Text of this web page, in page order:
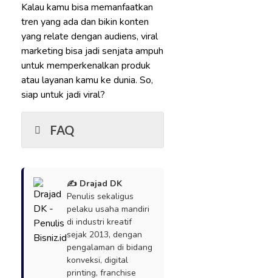
Kalau kamu bisa memanfaatkan
tren yang ada dan bikin konten
yang relate dengan audiens, viral
marketing bisa jadi senjata ampuh
untuk memperkenalkan produk
atau layanan kamu ke dunia. So,
siap untuk jadi viral?
FAQ
✍️ Drajad DK
Penulis sekaligus
pelaku usaha mandiri
di industri kreatif
sejak 2013, dengan
pengalaman di bidang
konveksi, digital
printing, franchise